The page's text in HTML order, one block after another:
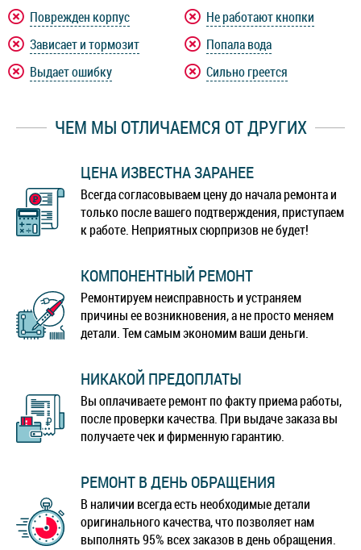
ZTE Blade V8 Mini
ZTE Blade V8 Pro ZTE Blade V8C
ZTE Blade X3 ZTE Nubia M2
ZTE Nubia M2 Lite ZTE Nubia M2 Play
ZTE Nubia N1 Lite ZTE Nubia N2
ZTE Nubia Red Magic 3 ZTE Nubia Red Magic 3s
ZTE Nubia Red Magic 5G ZTE Nubia Red Magic 5S
ZTE Nubia Red Magic 6R ZTE Nubia Red Magic 6s Pro
ZTE Nubia Red Magic Mars ZTE Nubia V18
ZTE Nubia X ZTE Nubia Z17
ZTE Nubia Z17 Lite ZTE Nubia Z17 Mini
Поврежден корпус
Зависает и тормозит
Выдает ошибку
Не работают кнопки
Попала вода
Сильно греется
ЧЕМ МЫ ОТЛИЧАЕМСЯ ОТ ДРУГИХ
ЦЕНА ИЗВЕСТНА ЗАРАНЕЕ
Всегда согласовываем цену до начала ремонта и
только после вашего подтверждения, приступаем
к работе. Неприятных сюрпризов не будет!
КОМПОНЕНТНЫЙ РЕМОНТ
Ремонтируем неисправность и устраняем
причины ее возникновения, а не просто меняем
детали. Тем самым экономим ваши деньги.
НИКАКОЙ ПРЕДОПЛАТЫ
Вы оплачиваете ремонт по факту приема работы,
после проверки качества. При выдаче заказа вы
получаете чек и фирменную гарантию.
РЕМОНТ В ДЕНЬ ОБРАЩЕНИЯ
В наличии всегда есть необходимые детали
оригинального качества, что позволяет нам
выполнять 95% всех заказов в день обращения.